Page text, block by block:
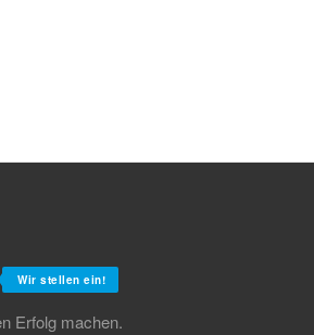
Wir stellen ein!
Erfolg machen.